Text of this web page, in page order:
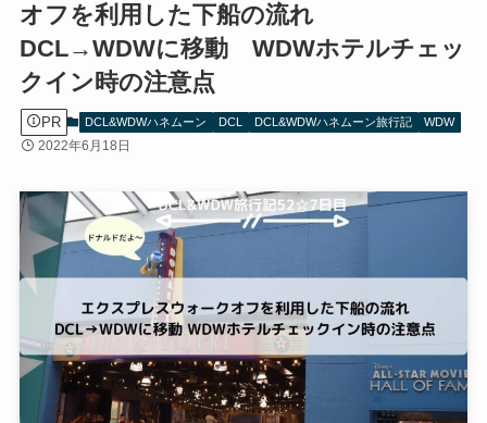
オフを利用した下船の流れ
DCL→WDWに移動 WDWホテルチェッ
クイン時の注意点
PR DCL&WDWハネムーン DCL DCL&WDWハネムーン旅行記 WDW
2022年6月18日